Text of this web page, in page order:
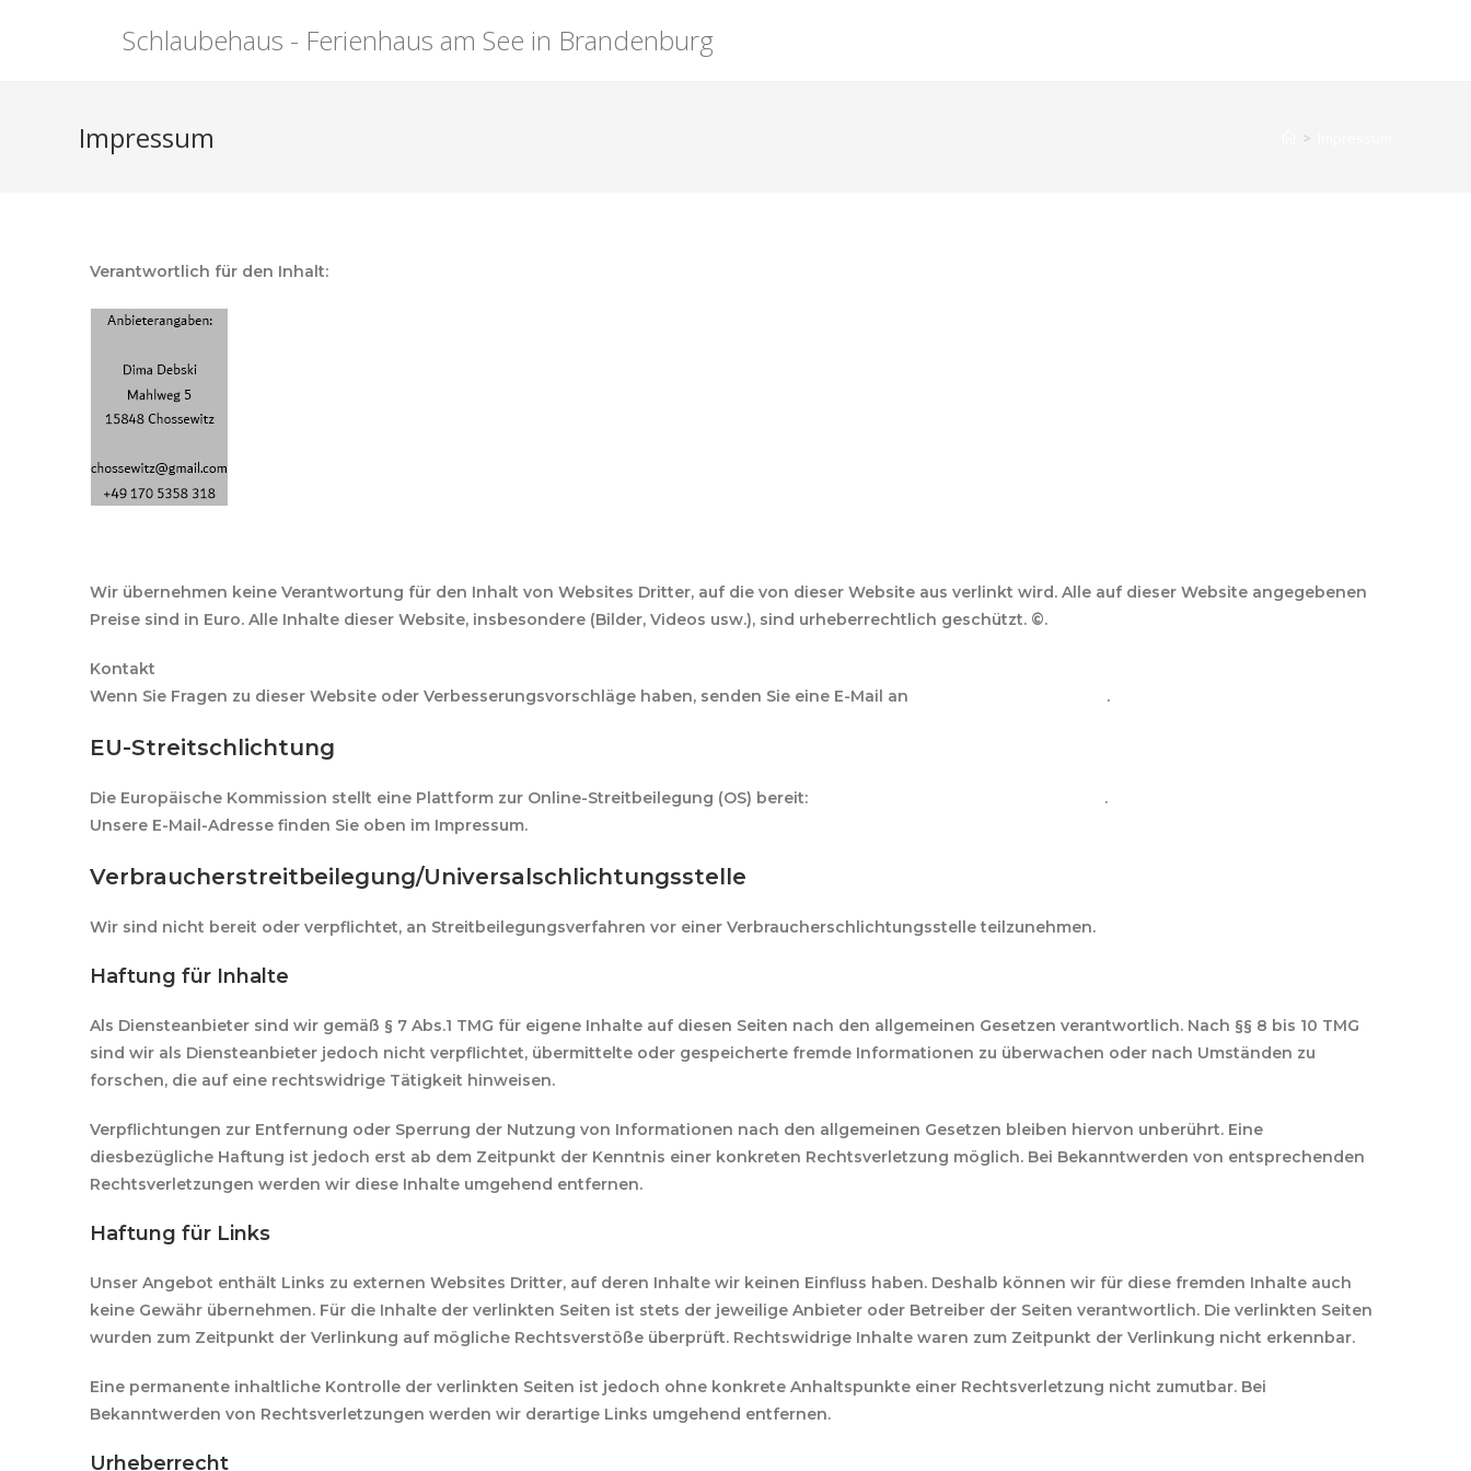
Schlaubehaus - Ferienhaus am See in Brandenburg
Impressum >
Verantwortlich für den Inhalt:
Wir übernehmen keine Verantwortung für den Inhalt von Websites Dritter, auf die von dieser Website aus verlinkt wird. Alle auf dieser Website angegebenen
Preise sind in Euro. Alle Inhalte dieser Website, insbesondere (Bilder, Videos usw.), sind urheberrechtlich geschützt. ©.
Kontakt
Wenn Sie Fragen zu dieser Website oder Verbesserungsvorschläge haben, senden Sie eine E-Mail an
.
EU-Streitschlichtung
Die Europäische Kommission stellt eine Plattform zur Online-Streitbeilegung (OS) bereit:
.
Unsere E-Mail-Adresse finden Sie oben im Impressum.
Verbraucher­streit­beilegung/Universal­schlichtungs­stelle
Wir sind nicht bereit oder verpflichtet, an Streitbeilegungsverfahren vor einer Verbraucherschlichtungsstelle teilzunehmen.
Haftung für Inhalte
Als Diensteanbieter sind wir gemäß § 7 Abs.1 TMG für eigene Inhalte auf diesen Seiten nach den allgemeinen Gesetzen verantwortlich. Nach §§ 8 bis 10 TMG
sind wir als Diensteanbieter jedoch nicht verpflichtet, übermittelte oder gespeicherte fremde Informationen zu überwachen oder nach Umständen zu
forschen, die auf eine rechtswidrige Tätigkeit hinweisen.
Verpflichtungen zur Entfernung oder Sperrung der Nutzung von Informationen nach den allgemeinen Gesetzen bleiben hiervon unberührt. Eine
diesbezügliche Haftung ist jedoch erst ab dem Zeitpunkt der Kenntnis einer konkreten Rechtsverletzung möglich. Bei Bekanntwerden von entsprechenden
Rechtsverletzungen werden wir diese Inhalte umgehend entfernen.
Haftung für Links
Unser Angebot enthält Links zu externen Websites Dritter, auf deren Inhalte wir keinen Einfluss haben. Deshalb können wir für diese fremden Inhalte auch
keine Gewähr übernehmen. Für die Inhalte der verlinkten Seiten ist stets der jeweilige Anbieter oder Betreiber der Seiten verantwortlich. Die verlinkten Seiten
wurden zum Zeitpunkt der Verlinkung auf mögliche Rechtsverstöße überprüft. Rechtswidrige Inhalte waren zum Zeitpunkt der Verlinkung nicht erkennbar.
Eine permanente inhaltliche Kontrolle der verlinkten Seiten ist jedoch ohne konkrete Anhaltspunkte einer Rechtsverletzung nicht zumutbar. Bei
Bekanntwerden von Rechtsverletzungen werden wir derartige Links umgehend entfernen.
Urheberrecht